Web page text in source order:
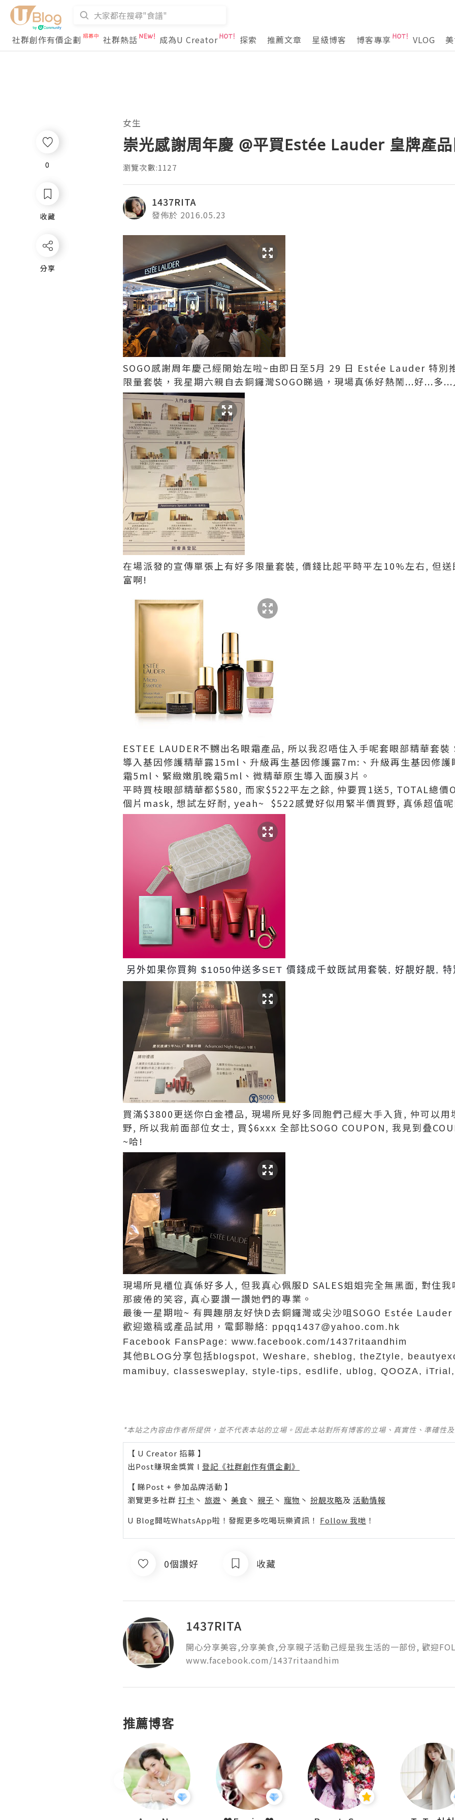
社群創作有價企劃
社群熱話 成為U Creator 探索 推薦文章 星級博客 博客專享 VLOG
0
收藏
分享
女生
崇光感謝周年慶 @平買Estée Lauder 皇牌產
瀏覽次數:1127
1437RITA
發佈於 2016.05.23
SOGO感謝周年慶己經開始左啦~由即日至5月 29 日 Estée Lauder 特別
限量套裝，我星期六親自去銅鑼灣SOGO睇過，現場真係好熱鬧...好...多
在場派發的宣傳單張上有好多限量套裝, 價錢比起平時平左10%左右, 但
富啊!
ESTEE LAUDER不嬲出名眼霜產品, 所以我忍唔住入手呢套眼部精華套
導入基因修護精華露15ml、升級再生基因修護露7m:、升級再生基因修
霜5ml、 緊緻嫩肌晚霜5ml、 微精華原生導入面膜3片。
平時買枝眼部精華都$580, 而家$522平左之餘, 仲要買1送5, TOTAL總價
個片mask, 想試左好耐, yeah~ $522感覺好似用緊半價買野, 真係超值
另外如果你買夠 $1050仲送多SET 價錢成千蚊既試用套裝, 好靚好靚,
買滿$3800更送你白金禮品, 現場所見好多同胞們己經大手入貨, 仲可以用
野, 所以我前面部位女士, 買$6xxx 全部比SOGO COUPON, 我見到叠
~哈!
現場所見櫃位真係好多人, 但我真心佩服D SALES姐姐完全無黑面, 對住
那疲倦的笑容, 真心要讚一讚她們的專業。
最後一星期啦~ 有興趣朋友好快D去銅鑼灣或尖沙咀SOGO Estée
歡迎邀稿或產品試用，電郵聯絡: ppqq1437@yahoo.com.hk
Facebook FansPage: www.facebook.com/1437ritaandhim
其他BLOG分享包括blogspot, Weshare, sheblog, theZtyle,
mamibuy, classesweplay, style-tips, esdlife, ublog, QOOZA,
*本站之內容由作者所提供，並不代表本站的立場。因此本站對所有博客的立場、真實性、準確性
【 U Creator 招募 】
出Post賺現金獎賞 l 登記《社群創作有價企劃》
【 睇Post + 參加品牌活動 】
瀏覽更多社群 打卡 丶 旅遊 丶 美食 丶 親子 丶 寵物 丶 扮靚攻略及 活動情報
U Blog開咗WhatsApp啦！發掘更多吃喝玩樂資訊！ Follow 我哋 ！
0個讚好 收藏
1437RITA
開心分享美容,分享美食,分享親子活動己經是我生活的一部份, 歡迎
www.facebook.com/1437ritaandhim
推薦博客
0
收藏
分享